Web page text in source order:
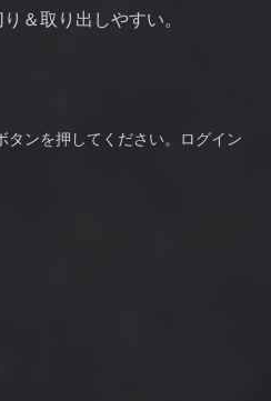
＆取り出しやすい。
タンを押してください。ログイン